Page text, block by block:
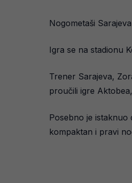
Nogometaši
Igra se na stadionu
Trener Sarajeva,
proučili igre
Posebno je istaknuo
kompaktan i pravi